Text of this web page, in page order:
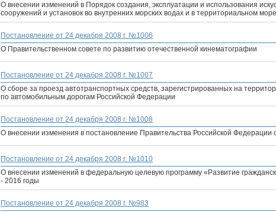
О внесении изменений в Порядок создания, эксплуатации и использования
сооружений и установок во внутренних морских водах и в территориальном
Постановление от 24 декабря 2008 г. №1006
О Правительственном совете по развитию отечественной кинематографии
Постановление от 24 декабря 2008 г. №1007
О сборе за проезд автотранспортных средств, зарегистрированных на
по автомобильным дорогам Российской Федерации
Постановление от 24 декабря 2008 г. №1008
О внесении изменения в постановление Правительства Российской
Постановление от 24 декабря 2008 г. №1010
О внесении изменений в федеральную целевую программу «Развитие
- 2016 годы
Постановление от 24 декабря 2008 г. №983